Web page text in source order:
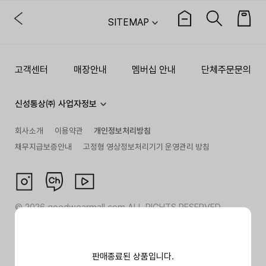
판매종료된 상품입니다.
SITEMAP
고객센터 매장안내 멤버십 안내 단체주문문의
신성통상㈜ 사업자정보
회사소개 이용약관
개인정보처리방침
채무지급보증안내
고정형 영상정보처리기기 운영관리 방침
©2026goodwearmall.com ALL RIGHTS RESERVED